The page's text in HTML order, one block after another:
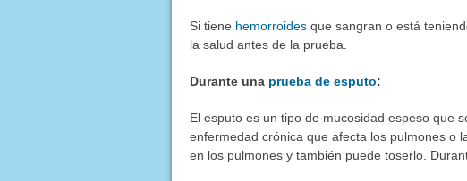
Si tiene hemorroidesque sangran o está
la salud antes de la prueba.
Durante una prueba de esputo:
El esputo es un tipo de mucosidad espeso que
enfermedad crónica que afecta los pulmones o
en los pulmones y también puede toserlo.